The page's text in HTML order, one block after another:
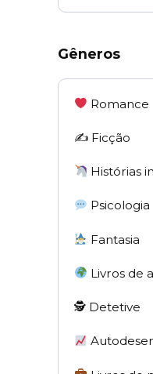
Gêneros
Romance
✍️ Ficção
Histórias
Psicologia
Fantasia
Livros de
🕵 Detetive